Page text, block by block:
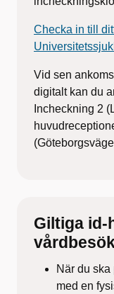
Checka in till
Vid sen
digitalt kan du
Incheckning 2
Giltiga id-
När du
med en